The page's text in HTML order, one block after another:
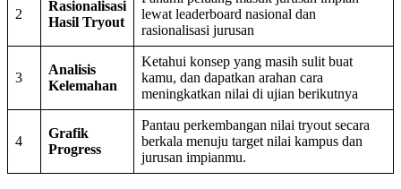
2
Rasionalisasi
Hasil Tryout
lewat leaderboard nasional dan
rasionalisasi jurusan
3
Analisis
Kelemahan
Ketahui konsep yang masih sulit buat
kamu, dan dapatkan arahan cara
meningkatkan nilai di ujian berikutnya
4
Grafik
Progress
Pantau perkembangan nilai tryout secara
berkala menuju target nilai kampus dan
jurusan impianmu.